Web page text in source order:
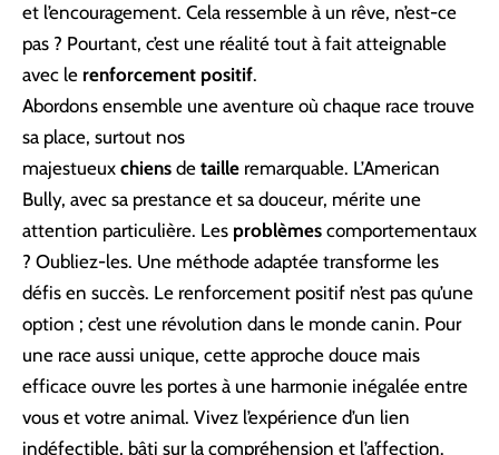
et l’encouragement. Cela ressemble à un rêve, n’est-ce
pas ? Pourtant, c’est une réalité tout à fait atteignable
avec le renforcement positif.
Abordons ensemble une aventure où chaque race trouve
sa place, surtout nos
majestueux chiens de taille remarquable. L’American
Bully, avec sa prestance et sa douceur, mérite une
attention particulière. Les problèmes comportementaux
? Oubliez-les. Une méthode adaptée transforme les
défis en succès. Le renforcement positif n’est pas qu’une
option ; c’est une révolution dans le monde canin. Pour
une race aussi unique, cette approche douce mais
efficace ouvre les portes à une harmonie inégalée entre
vous et votre animal. Vivez l’expérience d’un lien
indéfectible, bâti sur la compréhension et l’affection.